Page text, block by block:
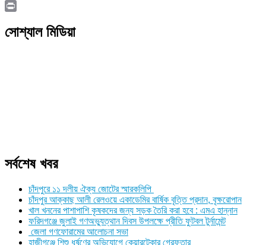
Copy
সোশ্যাল মিডিয়া
সর্বশেষ খবর
চাঁদপুরে ১১ দলীয় ঐক্য জোটের স্মারকলিপি
চাঁদপুর আক্কাছ আলী রেলওয়ে একাডেমির বার্ষিক বৃত্তি প্রদান, বৃক্ষরোপান
খাল খননের পাশাপাশি কৃষকদের জন্য সড়ক তৈরি করা হবে : এমএ হান্নান
ফরিদগঞ্জে জুলাই গণঅভ্যুত্থান দিবস উপলক্ষে প্রীতি ফুটবল টুর্নামেন্ট
জেলা গণফোরামের আলোচনা সভা
হাজীগঞ্জে শিশু ধর্ষণের অভিযোগে কেয়ারটেকার গ্রেফতার